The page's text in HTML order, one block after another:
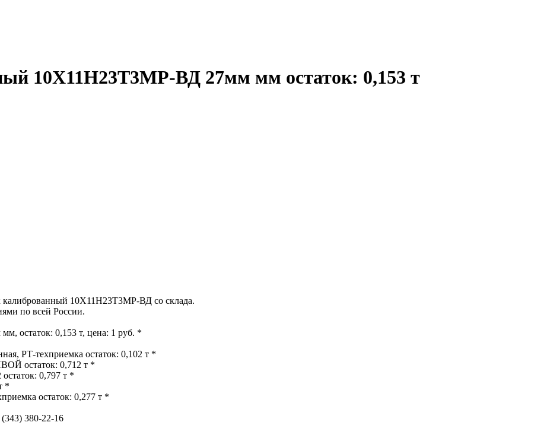
10Х11Н23Т3МР-ВД 27мм мм остаток: 0,153 т
10Х11Н23Т3МР-ВД со склада.
по всей России.
остаток: 0,153 т, цена: 1 руб. *
РТ-техприемка остаток: 0,102 т *
остаток: 0,712 т *
0,797 т *
*
остаток: 0,277 т *
380-22-16